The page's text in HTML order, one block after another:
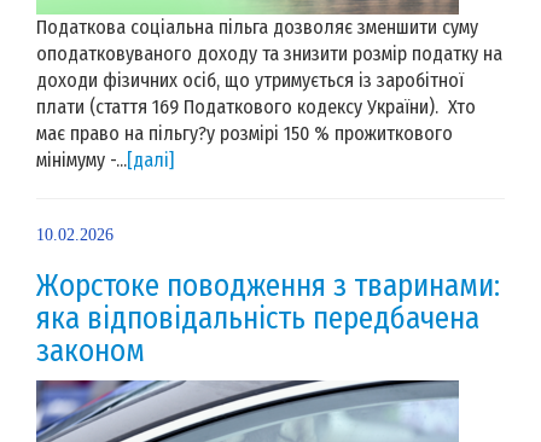
Податкова соціальна пільга дозволяє зменшити суму
оподатковуваного доходу та знизити розмір податку на
доходи фізичних осіб, що утримується із заробітної
плати (стаття 169 Податкового кодексу України). Хто
має право на пільгу?у розмірі 150 % прожиткового
мінімуму -...[далі]
10.02.2026
Жорстоке поводження з тваринами:
яка відповідальність передбачена
законом